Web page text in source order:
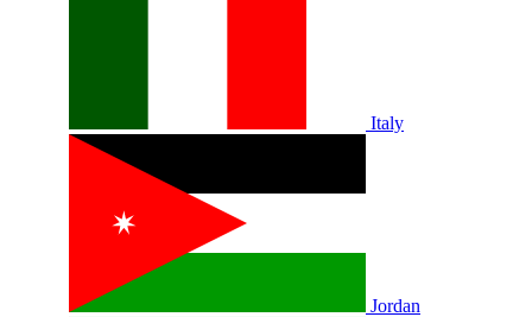
Italy
Jordan